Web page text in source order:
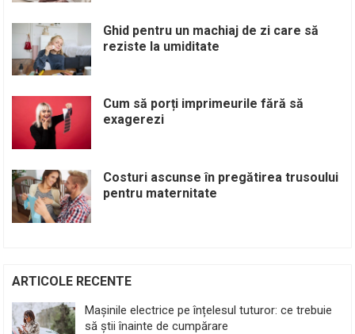
Ghid pentru un machiaj de zi care să
reziste la umiditate
Cum să porți imprimeurile fără să
exagerezi
Costuri ascunse în pregătirea trusoului
pentru maternitate
ARTICOLE RECENTE
Mașinile electrice pe înțelesul tuturor: ce trebuie
să știi înainte de cumpărare